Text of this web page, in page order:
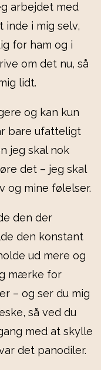
arbejdet med
i mig selv,
for ham og i
om det nu, så
lidt.
og kan kun
bare ufatteligt
jeg skal nok
det – jeg skal
og mine følelser.
den der
den konstant
ud mere og
mærke for
– og ser du mig
så ved du
med at skylle
det panodiler.